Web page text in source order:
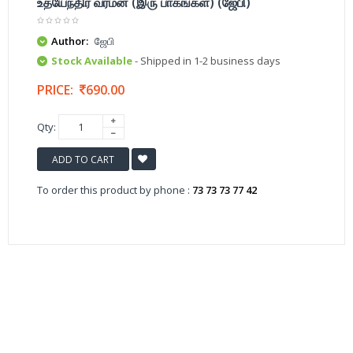
Author: ஜேபி
Stock Available- Shipped in 1-2 business days
PRICE: 690.00
Qty:
ADD TO CART
To order this product by phone : 73 73 73 77 42